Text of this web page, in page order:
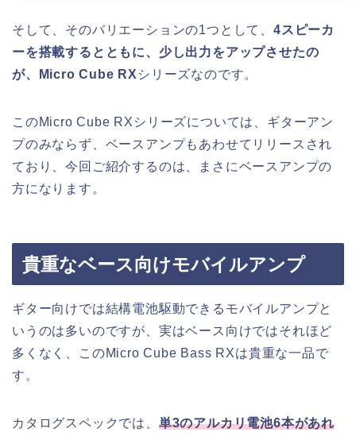
そして、そのバリエーションの1つとして、 4スピーカ
ーを搭載するとともに、少し出力をアップさせたの
が、Micro Cube RX シリーズなのです。
このMicro Cube RXシリーズについては、ギターアン
プのみならず、ベースアンプもあわせてリリースされ
ており、今回ご紹介するのは、まさにベースアンプの
方になります。
貴重なベース向けモバイルアンプ
ギター向けでは結構電池駆動できるモバイルアンプと
いうのは多いのですが、実はベース向けではそれほど
多くなく、このMicro Cube Bass RXは貴重な一品で
す。
カタログスペックでは、 単3のアルカリ電池6本があれ